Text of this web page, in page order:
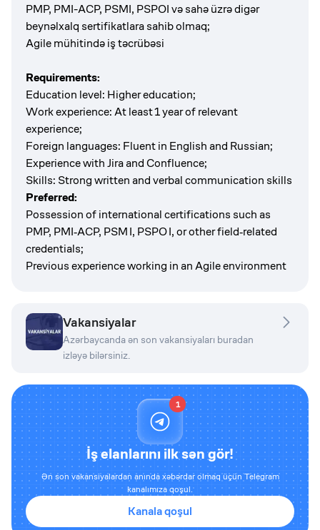
PMP, PMI-ACP, PSMI, PSPOIvə sahə üzrə digər
beynəlxalq sertifikatlara sahib olmaq;
Agile mühitində iş təcrübəsi
Requirements:
Education level: Higher education;
Work experience: At least 1 year of relevant
experience;
Foreign languages: Fluent in English and Russian;
Experience with Jira and Confluence;
Skills: Strong written and verbal communication skills
Preferred:
Possession of international certifications such as
PMP, PMI‑ACP, PSM I, PSPO I, or other field‑related
credentials;
Previous experience working in an Agile environment
Vakansiyalar
Azərbaycanda ən son vakansiyaları buradan
izləyə bilərsiniz.
1
İş elanlarını ilk sən gör!
Ən son vakansiyalardan anında xəbərdar olmaq üçün Telegram
kanalımıza qoşul.
Kanala qoşul